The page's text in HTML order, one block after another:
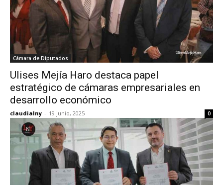
Cámara de Diputados
Ulises Mejía Haro destaca papel
estratégico de cámaras empresariales en
desarrollo económico
claudialny - 19 junio, 2025 0